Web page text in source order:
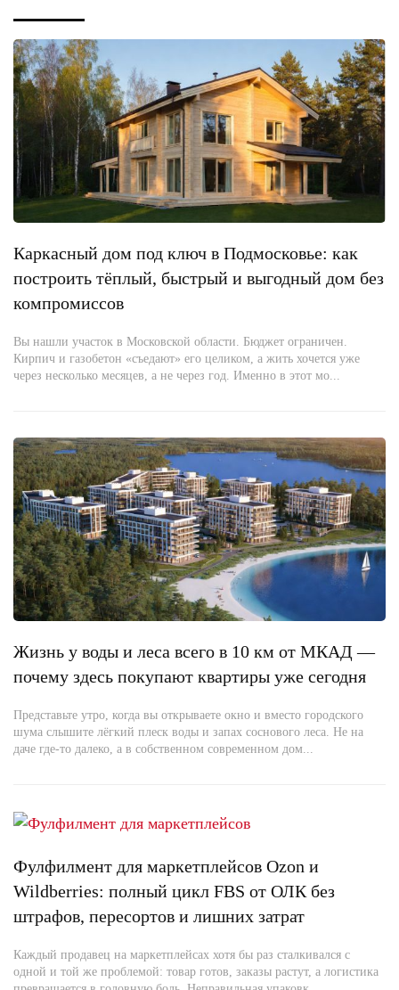
Каркасный дом под ключ в Подмосковье: как
построить тёплый, быстрый и выгодный дом без
компромиссов
Вы нашли участок в Московской области. Бюджет ограничен.
Кирпич и газобетон «съедают» его целиком, а жить хочется уже
через несколько месяцев, а не через год. Именно в этот мо...
Жизнь у воды и леса всего в 10 км от МКАД —
почему здесь покупают квартиры уже сегодня
Представьте утро, когда вы открываете окно и вместо городского
шума слышите лёгкий плеск воды и запах соснового леса. Не на
даче где-то далеко, а в собственном современном дом...
Фулфилмент для маркетплейсов Ozon и
Wildberries: полный цикл FBS от ОЛК без
штрафов, пересортов и лишних затрат
Каждый продавец на маркетплейсах хотя бы раз сталкивался с
одной и той же проблемой: товар готов, заказы растут, а логистика